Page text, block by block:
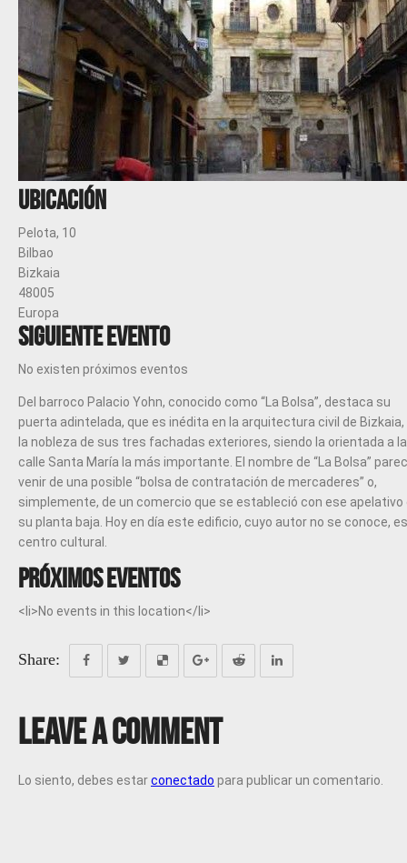
Ubicación
Pelota, 10
Bilbao
Bizkaia
48005
Europa
Siguiente evento
No existen próximos eventos
Del barroco Palacio Yohn, conocido como “La Bolsa”, destaca su
puerta adintelada, que es inédita en la arquitectura civil de Bizkaia,
la nobleza de sus tres fachadas exteriores, siendo la orientada a la
calle Santa María la más importante. El nombre de “La Bolsa”
venir de una posible “bolsa de contratación de mercaderes” o,
simplemente, de un comercio que se estableció con ese apelativo
su planta baja. Hoy en día este edificio, cuyo autor no se conoce,
centro cultural.
Próximos eventos
<li>No events in this location</li>
Share:
Leave a Comment
Lo siento, debes estarconectado para publicar un comentario.